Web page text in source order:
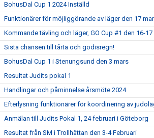
BohusDal Cup 1 2024 Inställd
Funktionärer för möjliggörande av läger den 17
Kommande tävling och läger, GO Cup #1 den 16-
Sista chansen till tårta och godisregn!
BohusDal Cup 1 i Stenungsund den 3 mars
Resultat Judits pokal 1
Handlingar och påminnelse årsmöte 2024
Efterlysning funktionärer för koordinering av
Anmälan till Judits Pokal 1, 24 februari i Göteborg
Resultat från SM i Trollhättan den 3-4 Februari